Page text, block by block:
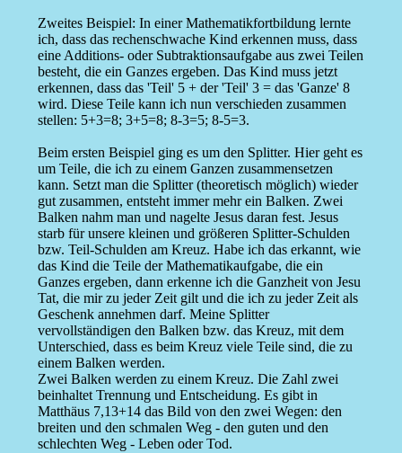
Zweites Beispiel: In einer Mathematikfortbildung lernte
ich, dass das rechenschwache Kind erkennen muss, dass
eine Additions- oder Subtraktionsaufgabe aus zwei Teilen
besteht, die ein Ganzes ergeben. Das Kind muss jetzt
erkennen, dass das 'Teil' 5 + der 'Teil' 3 = das 'Ganze' 8
wird. Diese Teile kann ich nun verschieden zusammen
stellen: 5+3=8; 3+5=8; 8-3=5; 8-5=3.
Beim ersten Beispiel ging es um den Splitter. Hier geht es
um Teile, die ich zu einem Ganzen zusammensetzen
kann. Setzt man die Splitter (theoretisch möglich) wieder
gut zusammen, entsteht immer mehr ein Balken. Zwei
Balken nahm man und nagelte Jesus daran fest. Jesus
starb für unsere kleinen und größeren Splitter-Schulden
bzw. Teil-Schulden am Kreuz. Habe ich das erkannt, wie
das Kind die Teile der Mathematikaufgabe, die ein
Ganzes ergeben, dann erkenne ich die Ganzheit von Jesu
Tat, die mir zu jeder Zeit gilt und die ich zu jeder Zeit als
Geschenk annehmen darf. Meine Splitter
vervollständigen den Balken bzw. das Kreuz, mit dem
Unterschied, dass es beim Kreuz viele Teile sind, die zu
einem Balken werden.
Zwei Balken werden zu einem Kreuz. Die Zahl zwei
beinhaltet Trennung und Entscheidung. Es gibt in
Matthäus 7,13+14 das Bild von den zwei Wegen: den
breiten und den schmalen Weg - den guten und den
schlechten Weg - Leben oder Tod.